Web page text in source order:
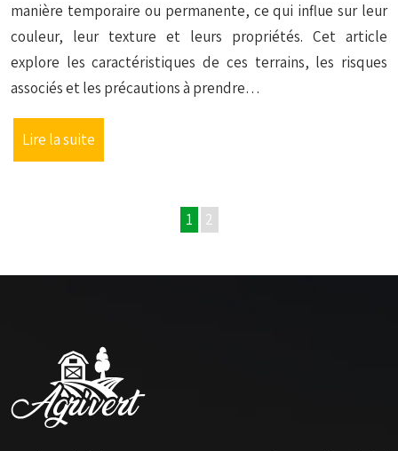
manière temporaire ou permanente, ce qui influe sur leur
couleur, leur texture et leurs propriétés. Cet article
explore les caractéristiques de ces terrains, les risques
associés et les précautions à prendre…
Lire la suite
1 2